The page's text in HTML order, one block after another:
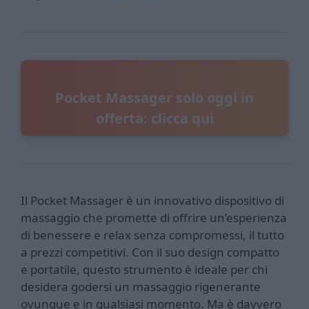
Pocket Massager solo oggi in
offerta: clicca qui
Il Pocket Massager è un innovativo dispositivo di
massaggio che promette di offrire un’esperienza
di benessere e relax senza compromessi, il tutto
a prezzi competitivi. Con il suo design compatto
e portatile, questo strumento è ideale per chi
desidera godersi un massaggio rigenerante
ovunque e in qualsiasi momento. Ma è davvero